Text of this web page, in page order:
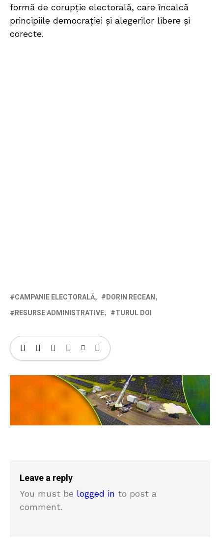
formă de corupție electorală, care încalcă
principiile democrației și alegerilor libere și
corecte.
CAMPANIE ELECTORALĂ
DORIN RECEAN
RESURSE ADMINISTRATIVE
TURUL DOI
Leave a reply
You must be logged in to post a
comment.